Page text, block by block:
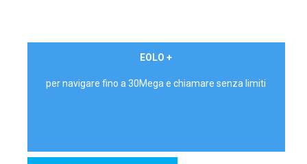
EOLO +
per navigare fino a 30Mega e chiamare senza limiti